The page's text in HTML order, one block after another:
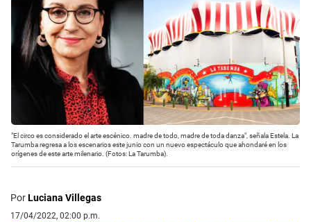
"El circo es considerado el arte escénico. madre de todo, madre de toda danza", señala Estela. La
Tarumba regresa a los escenarios este junio con un nuevo espectáculo que ahondaré en los
orígenes de este arte milenario. (Fotos: La Tarumba).
PorLuciana Villegas
17/04/2022, 02:00 p.m.